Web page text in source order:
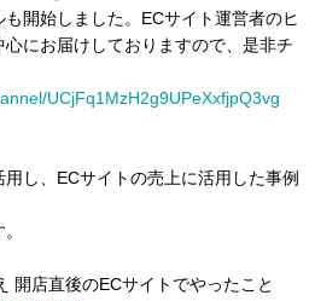
開始しました。ECサイト運営者のヒ
にお届けしておりますので、是非チ
UCjFq1MzH2g9UPeXxfjpQ3vg
し、ECサイトの売上に活用した事例
開店直後のECサイトでやったこと